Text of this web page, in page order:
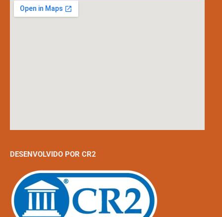
DESENVOLVIDO POR CR2